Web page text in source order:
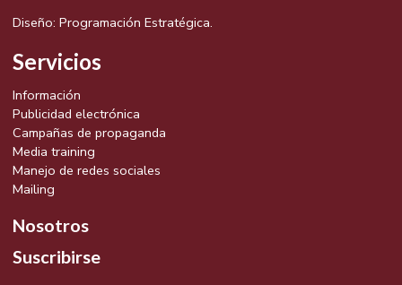
Diseño: Programación Estratégica.
Servicios
Información
Publicidad electrónica
Campañas de propaganda
Media training
Manejo de redes sociales
Mailing
Nosotros
Suscribirse